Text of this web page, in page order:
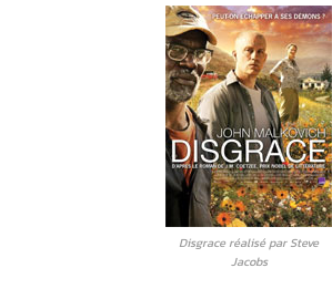
Disgrace réalisé par Steve
Jacobs